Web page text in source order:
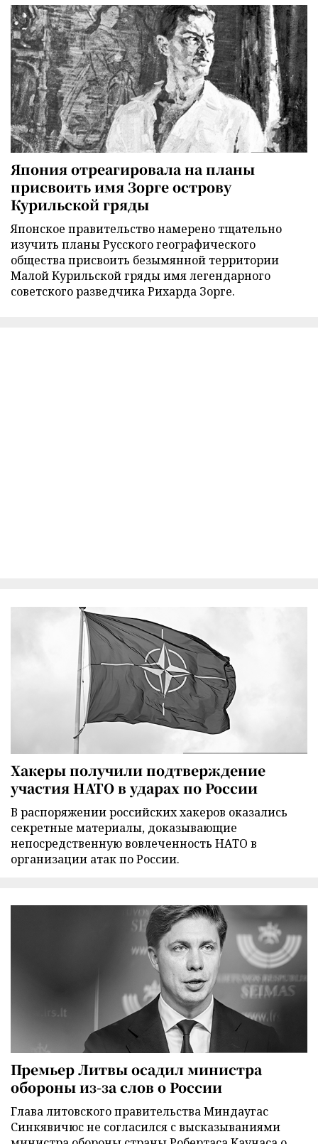
Япония отреагировала на планы
присвоить имя Зорге острову
Курильской гряды
Японское правительство намерено тщательно
изучить планы Русского географического
общества присвоить безымянной территории
Малой Курильской гряды имя легендарного
советского разведчика Рихарда Зорге.
Хакеры получили подтверждение
участия НАТО в ударах по России
В распоряжении российских хакеров оказались
секретные материалы, доказывающие
непосредственную вовлеченность НАТО в
организации атак по России.
Премьер Литвы осадил министра
обороны из-за слов о России
Глава литовского правительства Миндаугас
Синкявичюс не согласился с высказываниями